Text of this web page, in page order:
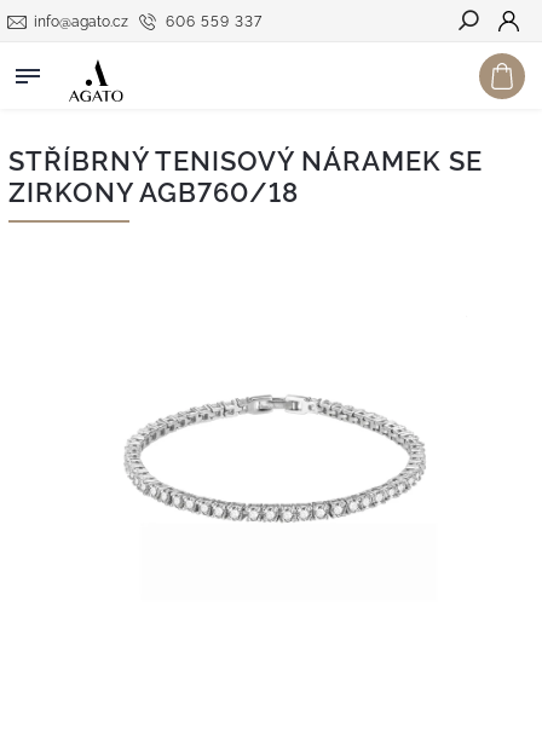
606 559 337
info@agato.cz
Hledat
STŘÍBRNÝ TENISOVÝ NÁRAMEK SE
ZIRKONY AGB760/18